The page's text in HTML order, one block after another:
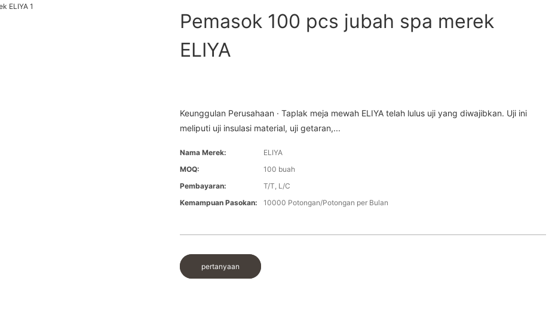
Bahasa Indonesia
Pemasok 100 pcs jubah spa merek
ELIYA
Keunggulan Perusahaan · Taplak meja mewah ELIYA telah lulus uji yang diwajibkan. Uji ini
meliputi uji insulasi material, uji getaran,...
Nama Merek:
ELIYA
MOQ:
100 buah
Pembayaran:
T/T, L/C
Kemampuan Pasokan:
10000 Potongan/Potongan per Bulan
pertanyaan